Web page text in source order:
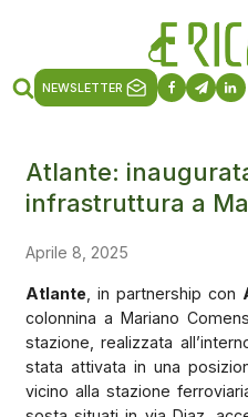
NEWSLETTER
Atlante:
infrastruttura a
Aprile 8, 2025
Atlante , in partnership con
colonnina a Mariano
stazione, realizzata
stata attivata in una
vicino alla stazione